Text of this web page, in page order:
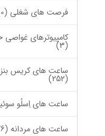
فرصت های شغلی (0)
کامپیوترهای غواصی
(3)
ساعت های کریس بنز
(252)
ساعت های اِسلُو
ساعت های مردانه (276)